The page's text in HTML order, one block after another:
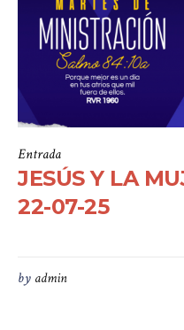
Entrada
JESÚS Y LA
22-07-25
by admin